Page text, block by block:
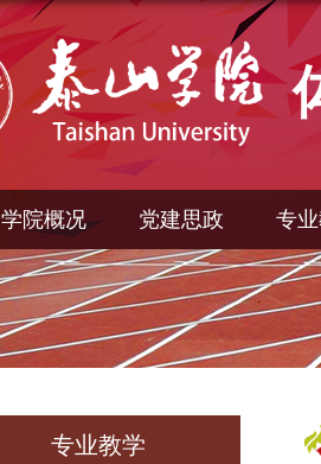
学院概况 党建思政 专
专业教学